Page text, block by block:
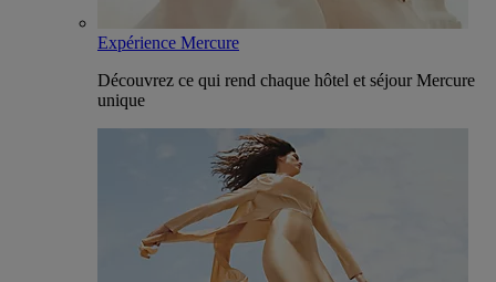
Expérience Mercure
Découvrez ce qui rend chaque hôtel et séjour Mercure
unique